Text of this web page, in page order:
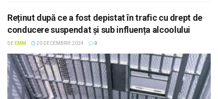
Reținut după ce a fost depistat în trafic cu drept de
conducere suspendat și sub influența alcoolului
DE EMM 20 DECEMBRIE 2024 0